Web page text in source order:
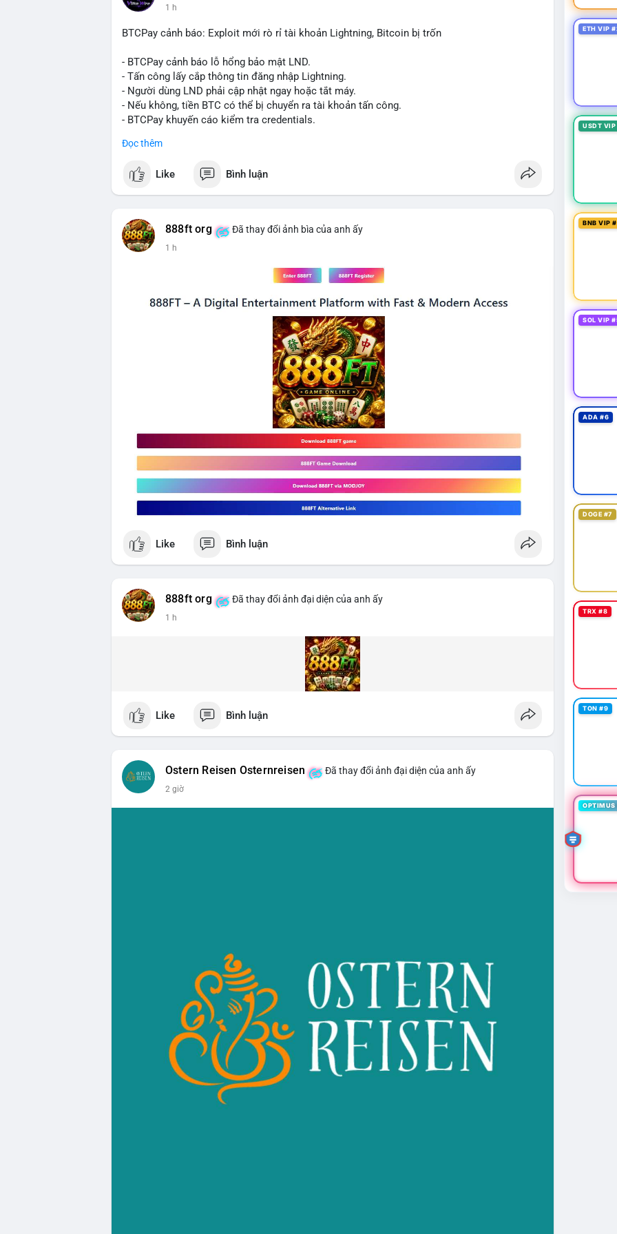
lệnh chuyển tiếp theo.
Lời khuyên:
định xu hướng rõ ràng hơn. Tránh hành động vội vàng dựa trên một giao dịch đơn lẻ, hãy kết
hợp với khối lượng giao dịch chung và biểu đồ giá để đưa ra quyết định hợp lý.
#289btc #chuyenvilon #giaodichchuaxacnhan #biendongcung
1 h
BTCPay cảnh báo: Exploit mới rò rỉ tài khoản Lightning, Bitcoin bị trốn
- BTCPay cảnh báo lỗ hổng bảo mật LND.
- Tấn công lấy cắp thông tin đăng nhập Lightning.
- Người dùng LND phải cập nhật ngay hoặc tắt máy.
- Nếu không, tiền BTC có thể bị chuyển ra tài khoản tấn công.
- BTCPay khuyến cáo kiểm tra credentials.
#binancesquare
$btc
📰 Nguồn: CoinDesk
Đọc thêm
Like Bình luận
888ft org Đã thay đổi ảnh bìa của anh ấy
1 h
Like Bình luận
888ft org Đã thay đổi ảnh đại diện của anh ấy
1 h
Like Bình luận
Ostern Reisen Osternreisen Đã thay đổi ảnh đại diện của anh ấy
2 giờ
ETH VIP
USDT
BNB VIP
SOL VIP
ADA #6
DOGE #7
TRX #8
TON #9
OPTIMUS